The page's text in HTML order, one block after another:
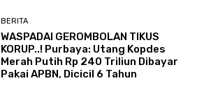
BERITA
WASPADAI GEROMBOLAN TIKUS
KORUP..! Purbaya: Utang Kopdes
Merah Putih Rp 240 Triliun Dibayar
Pakai APBN, Dicicil 6 Tahun